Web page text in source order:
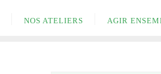
NOS ATELIERS AGIR